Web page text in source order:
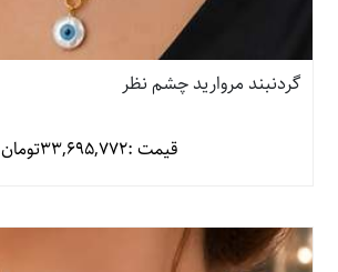
گردنبند مروارید چشم نظر
قیمت :33,695,772تومان